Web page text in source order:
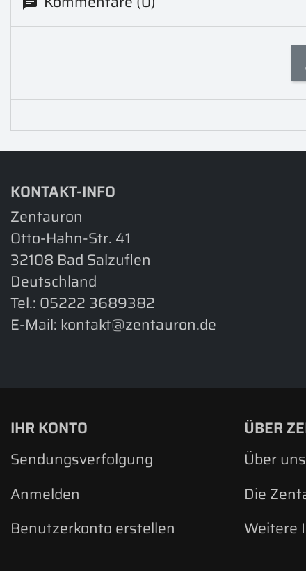
KONTAKT-INFO
Zentauron
Otto-Hahn-Str. 41
32108 Bad Salzuflen
Deutschland
Tel.: 05222 3689382
E-Mail: kontakt@zentauron.de
IHR KONTO
Sendungsverfolgung
Anmelden
Benutzerkonto erstellen
ÜBER
Über uns
Die
Weitere